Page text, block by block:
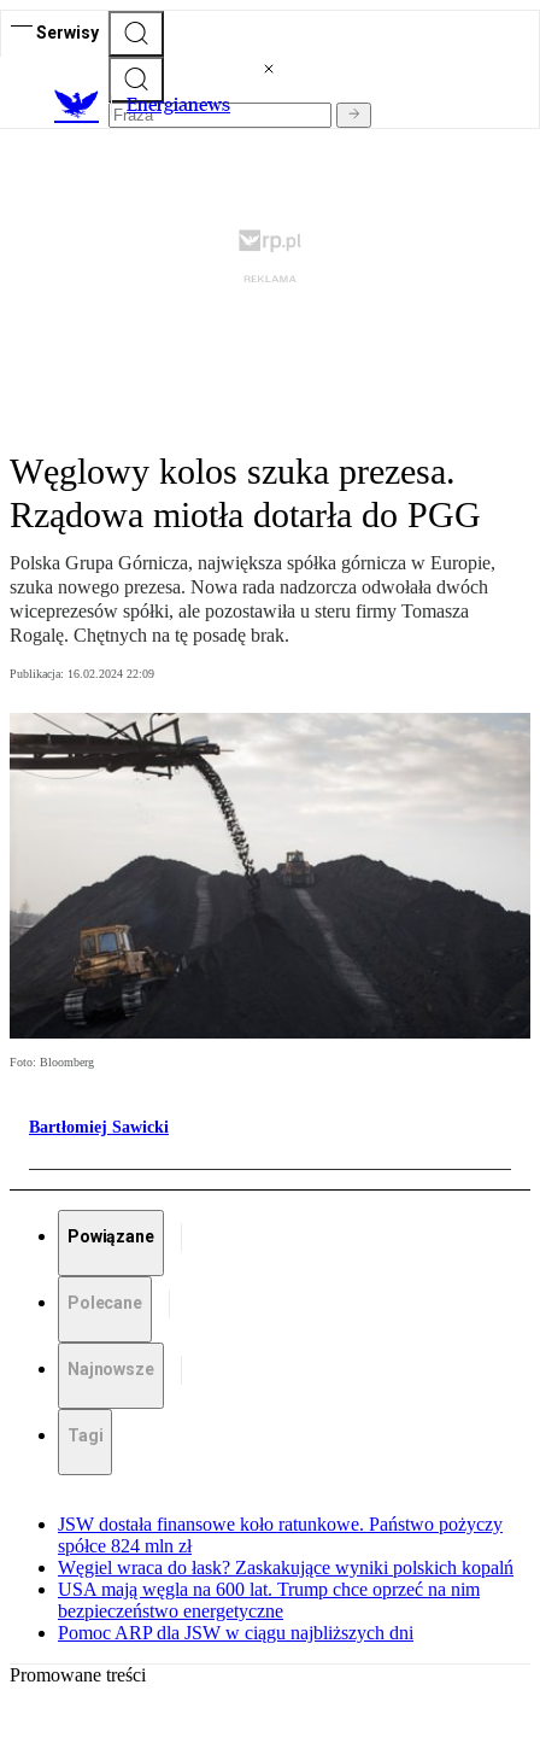
Serwisy
Energianews
Węglowy kolos szuka prezesa.
Rządowa miotła dotarła do PGG
Polska Grupa Górnicza, największa spółka górnicza w Europie,
szuka nowego prezesa. Nowa rada nadzorcza odwołała dwóch
wiceprezesów spółki, ale pozostawiła u steru firmy Tomasza
Rogalę. Chętnych na tę posadę brak.
Publikacja: 16.02.2024 22:09
Foto: Bloomberg
Bartłomiej Sawicki
Powiązane
Polecane
Najnowsze
Tagi
JSW dostała finansowe koło ratunkowe. Państwo pożyczy
spółce 824 mln zł
Węgiel wraca do łask? Zaskakujące wyniki polskich kopalń
USA mają węgla na 600 lat. Trump chce oprzeć na nim
bezpieczeństwo energetyczne
Pomoc ARP dla JSW w ciągu najbliższych dni
Promowane treści